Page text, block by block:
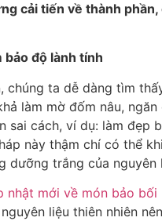
cải tiến về thành
độ lành tính
ta dễ dàng tìm
làm mờ đốm nâu,
sai cách, ví dụ: làm
này thậm chí có thể
trắng của nguyên
liệu thiên nhiên